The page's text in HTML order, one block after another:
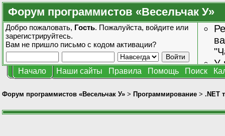
Форум программистов «Весельчак У»
Добро пожаловать, Гость. Пожалуйста, войдите или
зарегистрируйтесь.
Вам не пришло письмо с кодом активации?
У
Начало Наши сайты Правила Помощь Поиск
Форум программистов «Весельчак У» > Программирование > .NET